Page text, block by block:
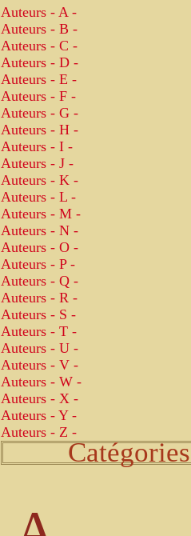
Auteurs - A -
Auteurs - B -
Auteurs - C -
Auteurs - D -
Auteurs - E -
Auteurs - F -
Auteurs - G -
Auteurs - H -
Auteurs - I -
Auteurs - J -
Auteurs - K -
Auteurs - L -
Auteurs - M -
Auteurs - N -
Auteurs - O -
Auteurs - P -
Auteurs - Q -
Auteurs - R -
Auteurs - S -
Auteurs - T -
Auteurs - U -
Auteurs - V -
Auteurs - W -
Auteurs - X -
Auteurs - Y -
Auteurs - Z -
Catégories